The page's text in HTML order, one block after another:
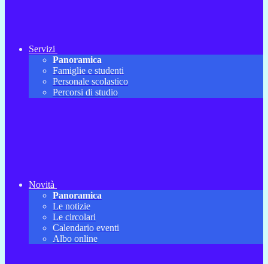
Servizi
Panoramica
Famiglie e studenti
Personale scolastico
Percorsi di studio
Novità
Panoramica
Le notizie
Le circolari
Calendario eventi
Albo online